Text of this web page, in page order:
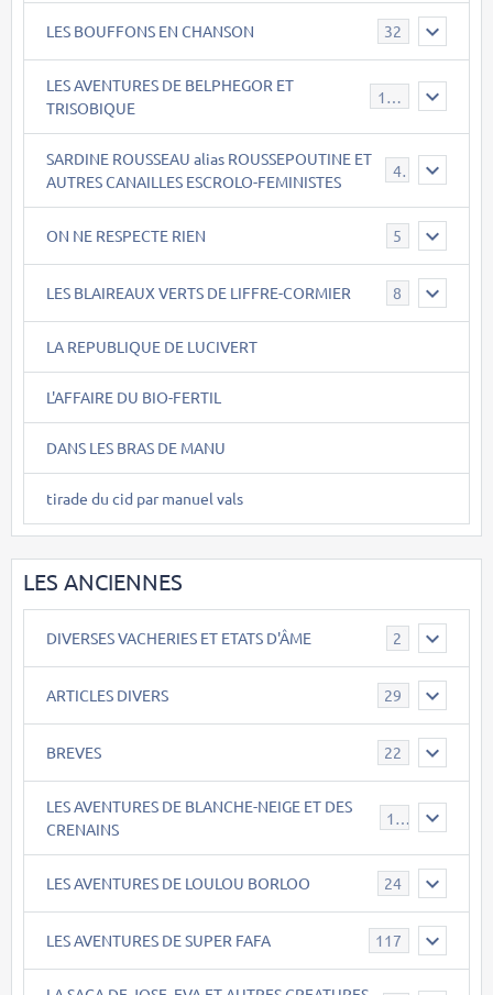
LES BOUFFONS EN CHANSON 32
LES AVENTURES DE BELPHEGOR ET
TRISOBIQUE
147
SARDINE ROUSSEAU alias ROUSSEPOUTINE ET
AUTRES CANAILLES ESCROLO-FEMINISTES
40
ON NE RESPECTE RIEN 5
LES BLAIREAUX VERTS DE LIFFRE-CORMIER 8
LA REPUBLIQUE DE LUCIVERT
L'AFFAIRE DU BIO-FERTIL
DANS LES BRAS DE MANU
tirade du cid par manuel vals
LES ANCIENNES
DIVERSES VACHERIES ET ETATS D'ÂME 2
ARTICLES DIVERS 29
BREVES 22
LES AVENTURES DE BLANCHE-NEIGE ET DES
CRENAINS
17
LES AVENTURES DE LOULOU BORLOO 24
LES AVENTURES DE SUPER FAFA 117